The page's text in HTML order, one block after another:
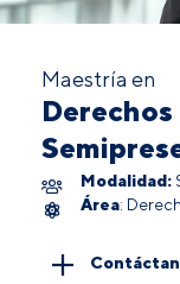
Maestría en
Modalidad:
Área: